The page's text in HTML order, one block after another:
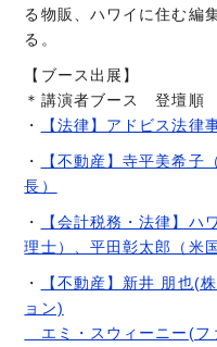
る物販、ハワイに住む編
る。
【ブース出展】
＊講演者ブース 登壇順
・
【法律】アドビス法
・
【不動産】寺平美希子
長）
・
【会計税務・法律】ハ
理士）、平田彰太郎（米
・
【不動産】新井 朋也(
ョン)
エミ・スウィーニー(